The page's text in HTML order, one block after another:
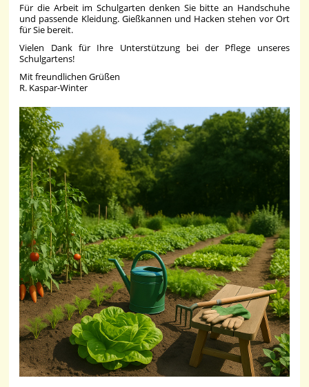
Für die Arbeit im Schulgarten denken Sie bitte an Handschuhe
und passende Kleidung. Gießkannen und Hacken stehen vor Ort
für Sie bereit.
Vielen Dank für Ihre Unterstützung bei der Pflege unseres
Schulgartens!
Mit freundlichen Grüßen
R. Kaspar-Winter